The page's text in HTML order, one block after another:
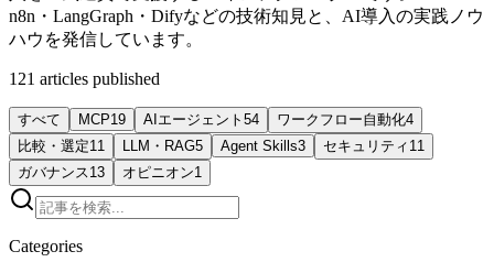
n8n・LangGraph・Difyなどの技術知見と、AI導入の実践ノウ
ハウを発信しています。
121 articles published
すべて MCP19 AIエージェント 54 ワークフロー自動化4
比較・選定11 LLM・RAG5 Agent Skills3 セキュリティ 11
ガバナンス 13 オピニオン1
Categories